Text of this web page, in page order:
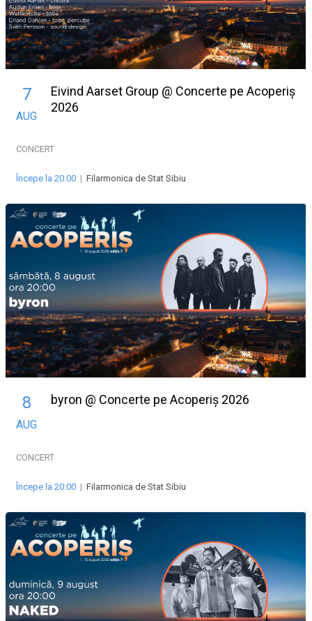
7
AUG
Eivind Aarset Group @ Concerte pe Acoperiș
2026
CONCERT
Începe la 20:00 | Filarmonica de Stat Sibiu
8
AUG
byron @ Concerte pe Acoperiș 2026
CONCERT
Începe la 20:00 | Filarmonica de Stat Sibiu